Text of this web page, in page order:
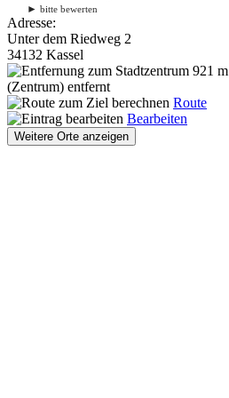
► bitte bewerten
Adresse:
Unter dem Riedweg 2
34132 Kassel
921 m
(Zentrum) entfernt
Route
Bearbeiten
Weitere Orte anzeigen